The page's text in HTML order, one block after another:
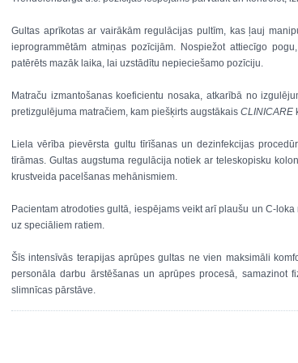
Gultas aprīkotas ar vairākām regulācijas pultīm, kas ļauj
ieprogrammētām atmiņas pozīcijām. Nospiežot attiecīgo
patērēts mazāk laika, lai uzstādītu nepieciešamo pozīciju.
Matraču izmantošanas koeficientu nosaka, atkarībā no
pretizgulējuma matračiem, kam piešķirts augstākais CLINICARE
Liela vērība pievērsta gultu tīrīšanas un dezinfekcijas
tīrāmas. Gultas augstuma regulācija notiek ar teleskopisku
krustveida pacelšanas mehānismiem.
Pacientam atrodoties gultā, iespējams veikt arī plaušu un C-
uz speciāliem ratiem.
Šīs intensīvās terapijas aprūpes gultas ne vien maksimāli
personāla darbu ārstēšanas un aprūpes procesā, samazinot
slimnīcas pārstāve.